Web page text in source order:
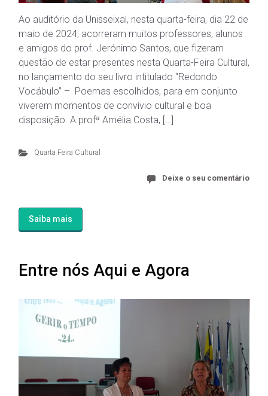
Ao auditório da Unisseixal, nesta quarta-feira, dia 22 de
maio de 2024, acorreram muitos professores, alunos
e amigos do prof. Jerónimo Santos, que fizeram
questão de estar presentes nesta Quarta-Feira Cultural,
no lançamento do seu livro intitulado “Redondo
Vocábulo” – Poemas escolhidos, para em conjunto
viverem momentos de convívio cultural e boa
disposição. A profª Amélia Costa, […]
Quarta Feira Cultural
Deixe o seu comentário
Saiba mais
Entre nós Aqui e Agora